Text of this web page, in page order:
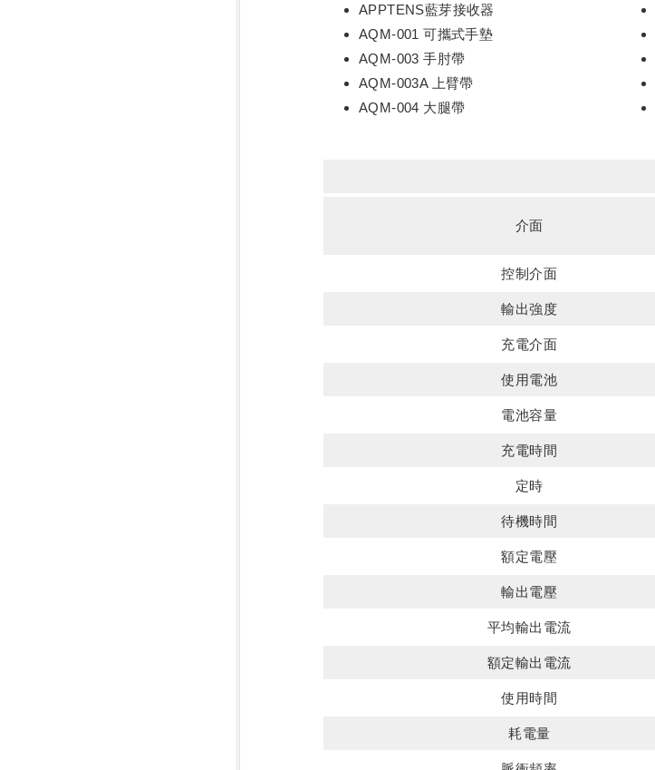
APPTENS藍芽接收器
AQM-001 可攜式手墊
AQM-003 手肘帶
AQM-003A 上臂帶
AQM-004 大腿帶
介面
控制介面
輸出強度
充電介面
使用電池
電池容量
充電時間
定時
待機時間
額定電壓
輸出電壓
平均輸出電流
額定輸出電流
使用時間
耗電量